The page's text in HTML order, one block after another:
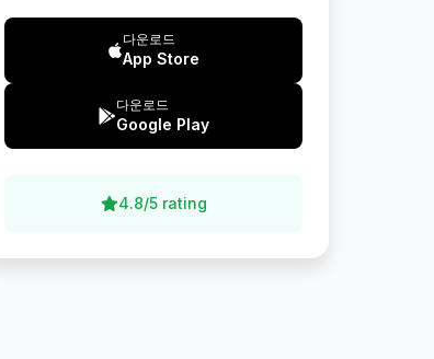
다운로드
App Store
다운로드
Google Play
4.8/5 rating